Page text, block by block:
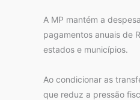
A MP mantém a
pagamentos anuais de
estados e municípios.
Ao condicionar as
que reduz a pressão